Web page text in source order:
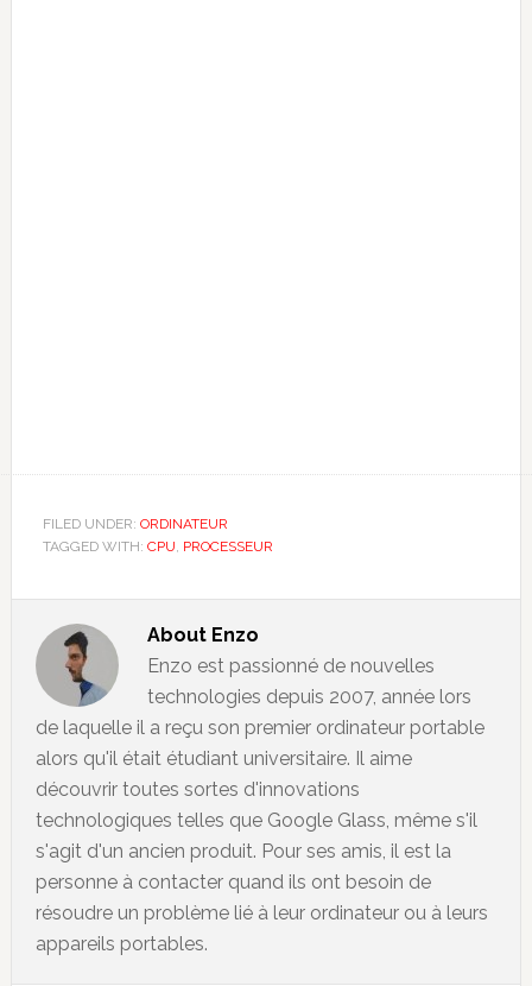
FILED UNDER: ORDINATEUR
TAGGED WITH: CPU, PROCESSEUR
About Enzo
Enzo est passionné de nouvelles
technologies depuis 2007, année lors
de laquelle il a reçu son premier ordinateur portable
alors qu'il était étudiant universitaire. Il aime
découvrir toutes sortes d'innovations
technologiques telles que Google Glass, même s'il
s'agit d'un ancien produit. Pour ses amis, il est la
personne à contacter quand ils ont besoin de
résoudre un problème lié à leur ordinateur ou à leurs
appareils portables.